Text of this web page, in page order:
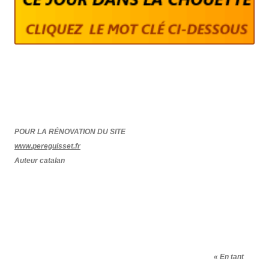
POUR LA RÉNOVATION DU SITE
www.pereguisset.fr
Auteur catalan
« En tant